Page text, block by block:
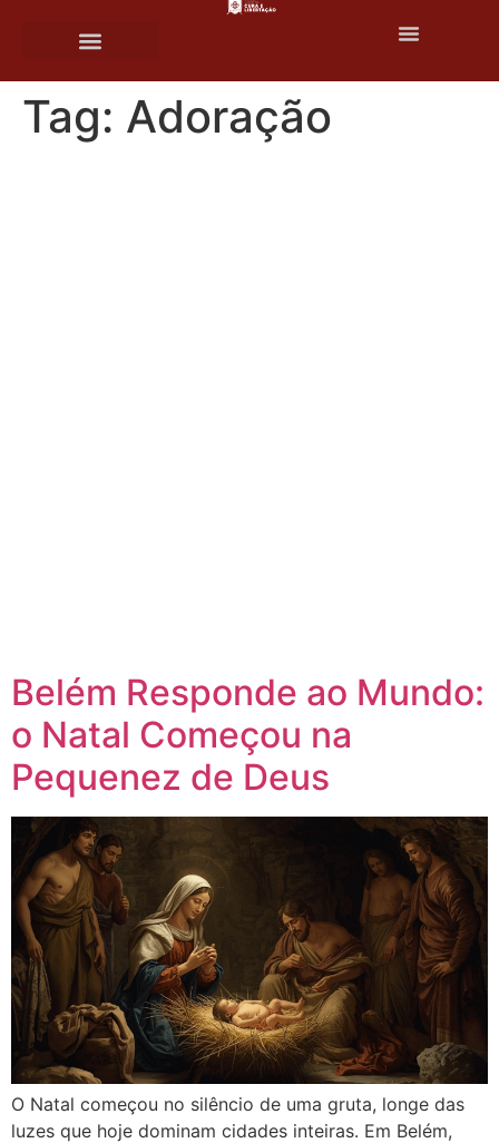
Tag: Adoração
Belém Responde ao Mundo:
o Natal Começou na
Pequenez de Deus
O Natal começou no silêncio de uma gruta, longe das
luzes que hoje dominam cidades inteiras. Em Belém,